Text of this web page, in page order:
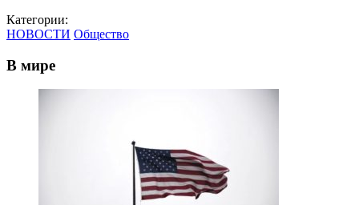
Категории:
НОВОСТИ Общество
В мире